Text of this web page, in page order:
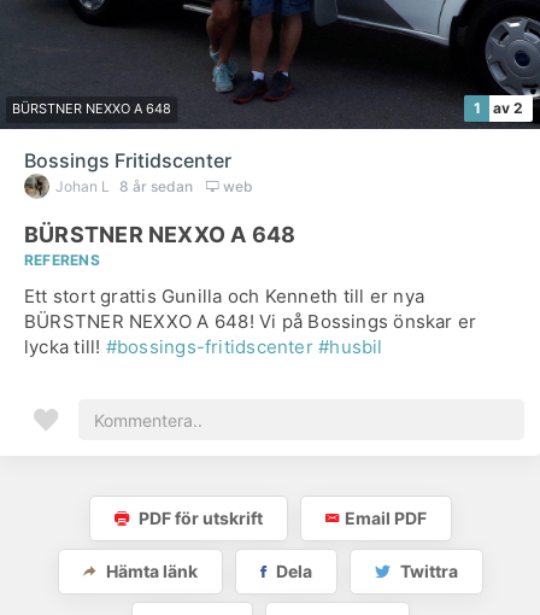
BÜRSTNER NEXXO A 648 1 av 2
Bossings Fritidscenter
Johan L 8 år sedan web
BÜRSTNER NEXXO A 648
REFERENS
Ett stort grattis Gunilla och Kenneth till er nya
BÜRSTNER NEXXO A 648! Vi på Bossings önskar er
lycka till! #bossings-fritidscenter #husbil
PDF för utskrift Email PDF
Hämta länk Dela Twittra